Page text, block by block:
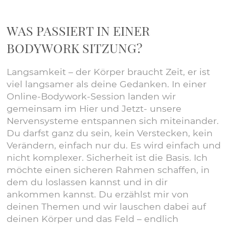
WAS PASSIERT IN EINER
BODYWORK SITZUNG?
Langsamkeit – der Körper braucht Zeit, er ist
viel langsamer als deine Gedanken. In einer
Online-Bodywork-Session landen wir
gemeinsam im Hier und Jetzt- unsere
Nervensysteme entspannen sich miteinander.
Du darfst ganz du sein, kein Verstecken, kein
Verändern, einfach nur du. Es wird einfach und
nicht komplexer. Sicherheit ist die Basis. Ich
möchte einen sicheren Rahmen schaffen, in
dem du loslassen kannst und in dir
ankommen kannst. Du erzählst mir von
deinen Themen und wir lauschen dabei auf
deinen Körper und das Feld – endlich